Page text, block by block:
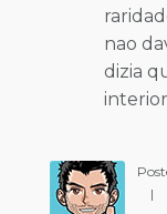
nao
dizia
|